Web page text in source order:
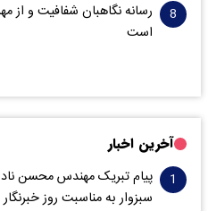
رسانه نگاهبان شفافیت و
است
آخرین اخبار
پیام تبریک مهندس محسن
سبزوار به مناسبت روز خبرنگار